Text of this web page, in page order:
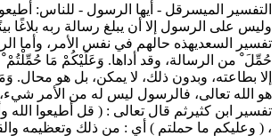
التفسير الميسر قل - أيها الرسول - للناس:
وليس على الرسول إلا أن يبلغ رسالة ربه بلاغًا
تفسير السعديهذه حالهم في نفس الأمر، وأما
حُمِّلَ ْ من الرسالة، وقد أداها. وَعَلَيْكُمْ مَا
إلا بطاعته، وبدون ذلك، لا يمكن، بل هو محال.
هو الله تعالى، فالرسول ليس له من الأمر
تفسير ابن كثير ثم قال تعالى : ( قل أطيعوا الله
، ( وعليكم ما حملتم ) أي : من ذلك وتعظيمه